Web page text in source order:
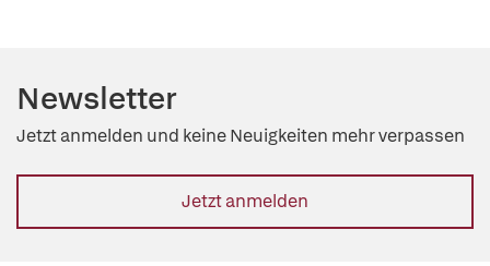
Newsletter
Jetzt anmelden und keine Neuigkeiten mehr verpassen
Jetzt anmelden